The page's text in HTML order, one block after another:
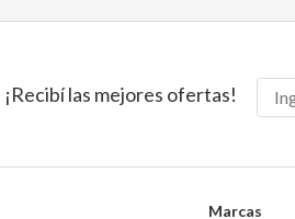
¡Recibí las mejores ofertas!
Marcas